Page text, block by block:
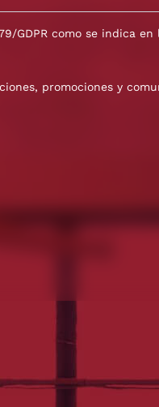
GDPR como se indica en
promociones y